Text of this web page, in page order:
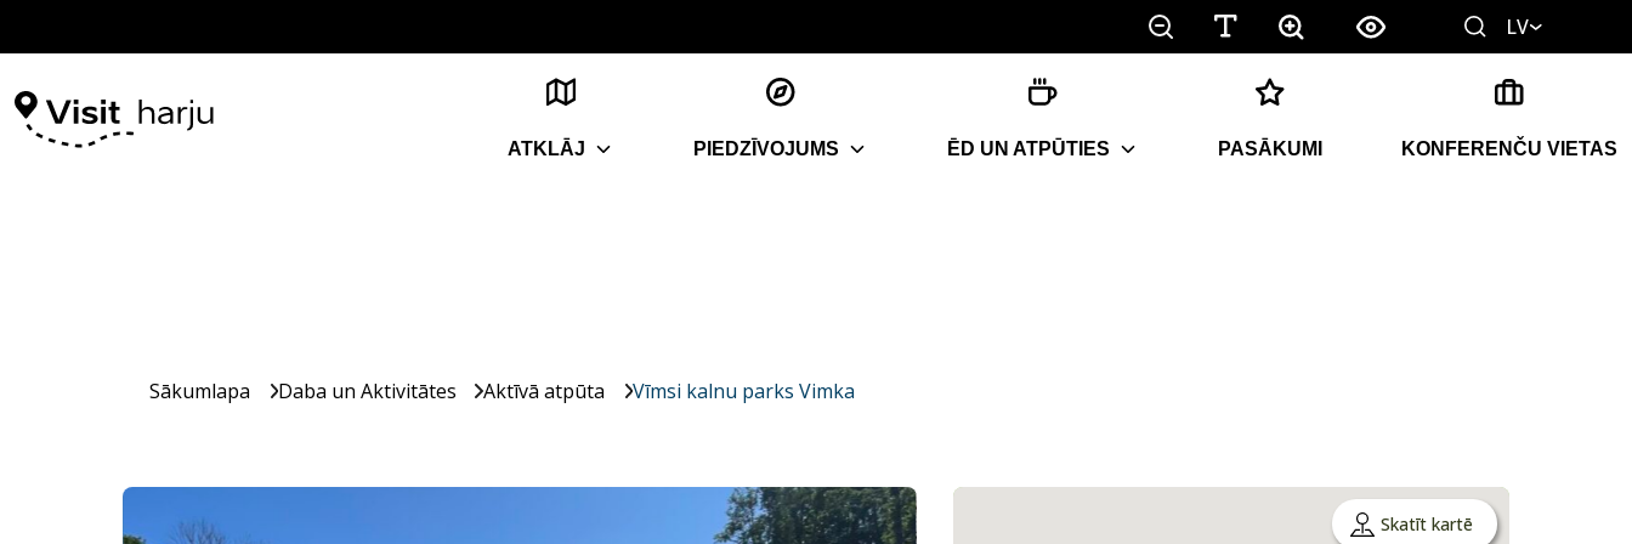
LV
ATKLĀJ PIEDZĪVOJUMS ĒD UN ATPŪTIES PASĀKUMI KONFERENČU VIETAS
Sākumlapa Daba un Aktivitātes Aktīvā atpūta Vīmsi kalnu parks Vimka
Skatīt kartē